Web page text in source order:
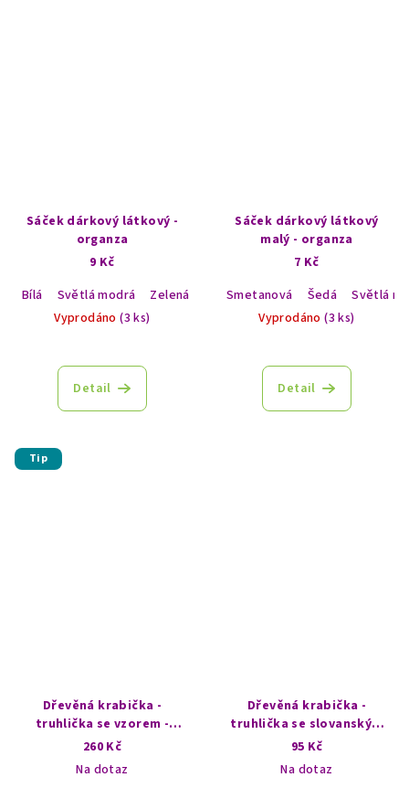
Sáček dárkový látkový -
organza
9 Kč
Bílá
Světlá modrá Zelená Světlá růžová
Červená
Vyprodáno(3 ks)
Detail
Sáček dárkový látkový
malý - organza
7 Kč
Smetanová
Šedá
Světlá
Vyprodáno(3 ks)
Detail
Tip
Dřevěná krabička -
truhlička se vzorem -
Strom života
260 Kč
Na dotaz
Dřevěná krabička -
truhlička se slovanským
vzorem
95 Kč
Na dotaz